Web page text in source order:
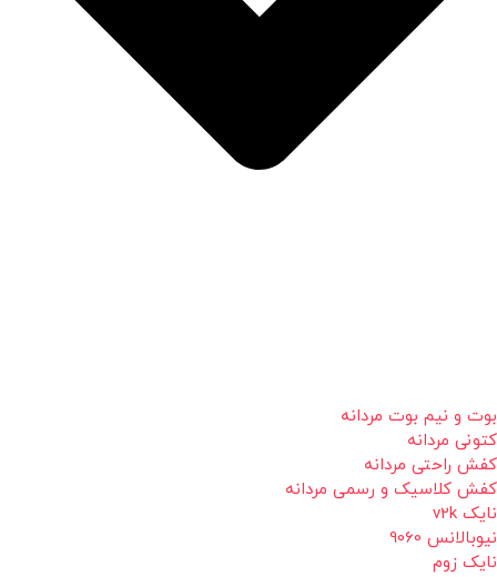
بوت و نیم بوت مردانه
کتونی مردانه
کفش راحتی مردانه
کفش کلاسیک و رسمی مردانه
نایک v2k
نیوبالانس 9060
نایک زوم